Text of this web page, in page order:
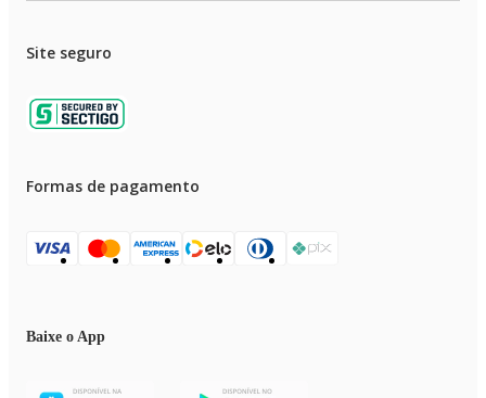
Site seguro
Formas de pagamento
Baixe o App